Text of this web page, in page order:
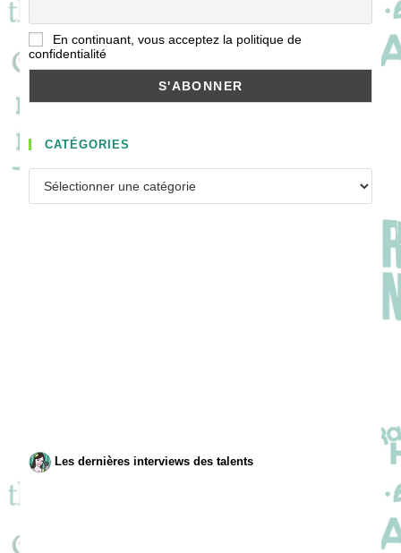
En continuant, vous acceptez la politique de
confidentialité
CATÉGORIES
Catégories
Les dernières interviews des talents